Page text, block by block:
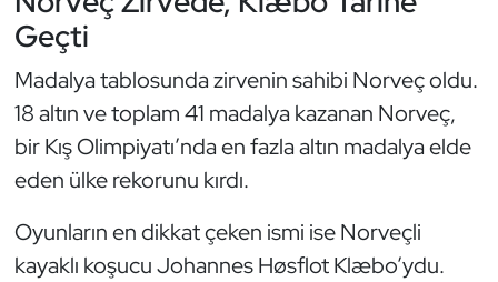
Geçti
Madalya tablosunda zirvenin sahibi Norveç oldu.
18 altın ve toplam 41 madalya kazanan Norveç,
bir Kış Olimpiyatı’nda en fazla altın madalya elde
eden ülke rekorunu kırdı.
Oyunların en dikkat çeken ismi ise Norveçli
kayaklı koşucu Johannes Høsflot Klæbo’ydu.
Satranç
Su Topu
Sualtı Sporları
Tekvando
Tenis